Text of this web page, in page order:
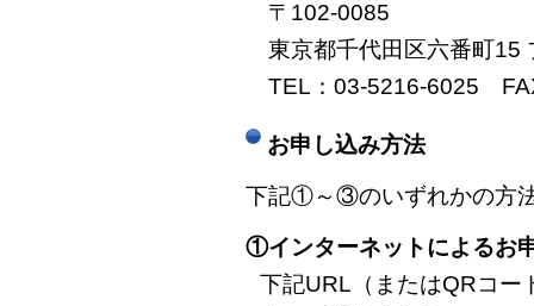
〒102-0085
東京都千代田区六番町15
TEL：03-5216-6025
お申し込み方法
下記①～③のいずれかの方
①インターネットによるお
下記URL（またはQRコー